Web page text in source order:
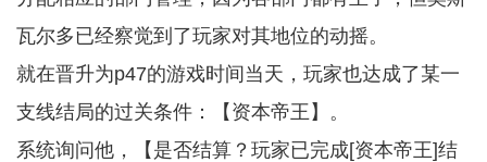
瓦尔多已经察觉到了玩家对其地位的动摇。
就在晋升为p47的游戏时间当天，玩家也达成了某一
支线结局的过关条件：【资本帝王】。
系统询问他，【是否结算？玩家已完成[资本帝王]结